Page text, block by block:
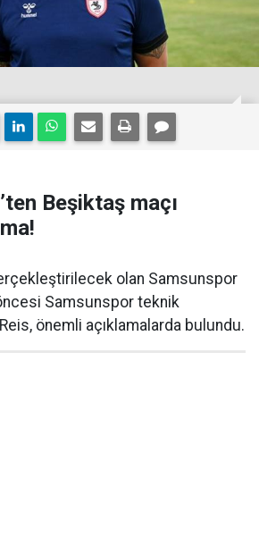
Beşiktaş maçı
olan Samsunspor
Samsunspor teknik
önemli açıklamalarda bulundu.